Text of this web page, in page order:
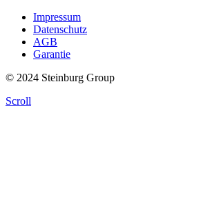
Impressum
Datenschutz
AGB
Garantie
© 2024 Steinburg Group
Scroll